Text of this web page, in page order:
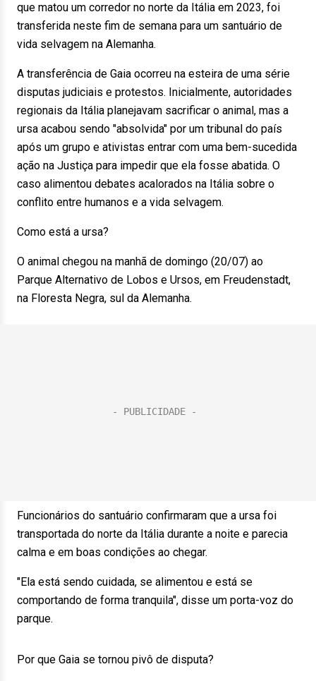
que matou um corredor no norte da Itália em 2023, foi
transferida neste fim de semana para um santuário de
vida selvagem na Alemanha.
A transferência de Gaia ocorreu na esteira de uma série
disputas judiciais e protestos. Inicialmente, autoridades
regionais da Itália planejavam sacrificar o animal, mas a
ursa acabou sendo "absolvida" por um tribunal do país
após um grupo e ativistas entrar com uma bem-sucedida
ação na Justiça para impedir que ela fosse abatida. O
caso alimentou debates acalorados na Itália sobre o
conflito entre humanos e a vida selvagem.
Como está a ursa?
O animal chegou na manhã de domingo (20/07) ao
Parque Alternativo de Lobos e Ursos, em Freudenstadt,
na Floresta Negra, sul da Alemanha.
Funcionários do santuário confirmaram que a ursa foi
transportada do norte da Itália durante a noite e parecia
calma e em boas condições ao chegar.
"Ela está sendo cuidada, se alimentou e está se
comportando de forma tranquila", disse um porta-voz do
parque.
Por que Gaia se tornou pivô de disputa?